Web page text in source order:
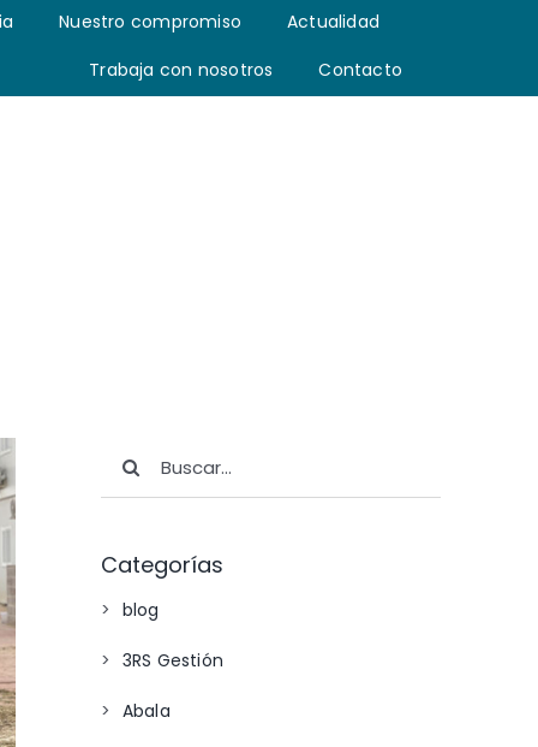
Nuestro compromiso
Actualidad
Trabaja con nosotros
Contacto
Categorías
blog
3RS Gestión
Abala